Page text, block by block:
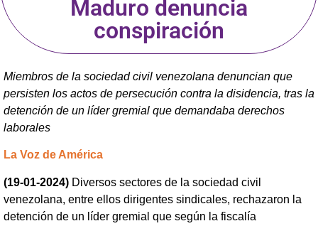
Maduro denuncia
conspiración
Miembros de la sociedad civil venezolana denuncian que
persisten los actos de persecución contra la disidencia, tras la
detención de un líder gremial que demandaba derechos
laborales
La Voz de América
(19-01-2024) Diversos sectores de la sociedad civil
venezolana, entre ellos dirigentes sindicales, rechazaron la
detención de un líder gremial que según la fiscalía